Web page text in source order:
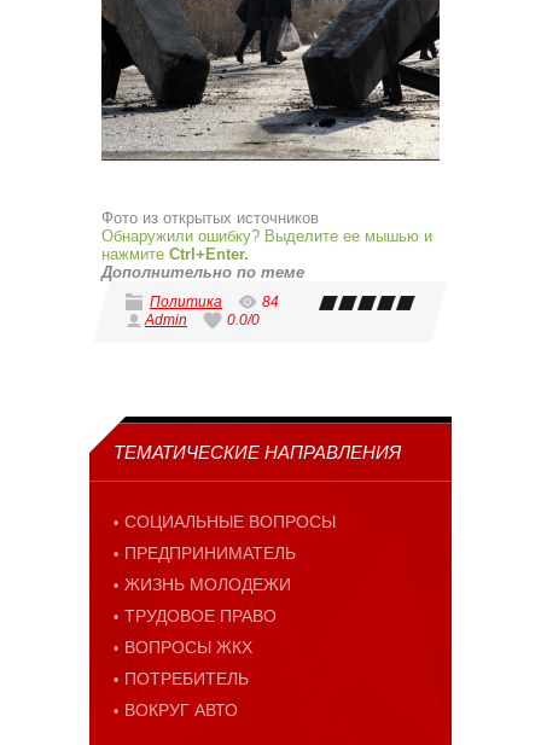
Фото из открытых источников
Обнаружили ошибку? Выделите ее мышью и
нажмите Ctrl+Enter.
Дополнительно по теме
Политика
84
Admin
0.0/0
ТЕМАТИЧЕСКИЕ НАПРАВЛЕНИЯ
СОЦИАЛЬНЫЕ ВОПРОСЫ
ПРЕДПРИНИМАТЕЛЬ
ЖИЗНЬ МОЛОДЕЖИ
ТРУДОВОЕ ПРАВО
ВОПРОСЫ ЖКХ
ПОТРЕБИТЕЛЬ
ВОКРУГ АВТО